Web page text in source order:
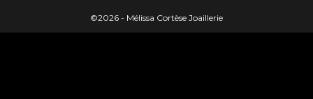
©2026 - Mélissa Cortèse Joaillerie